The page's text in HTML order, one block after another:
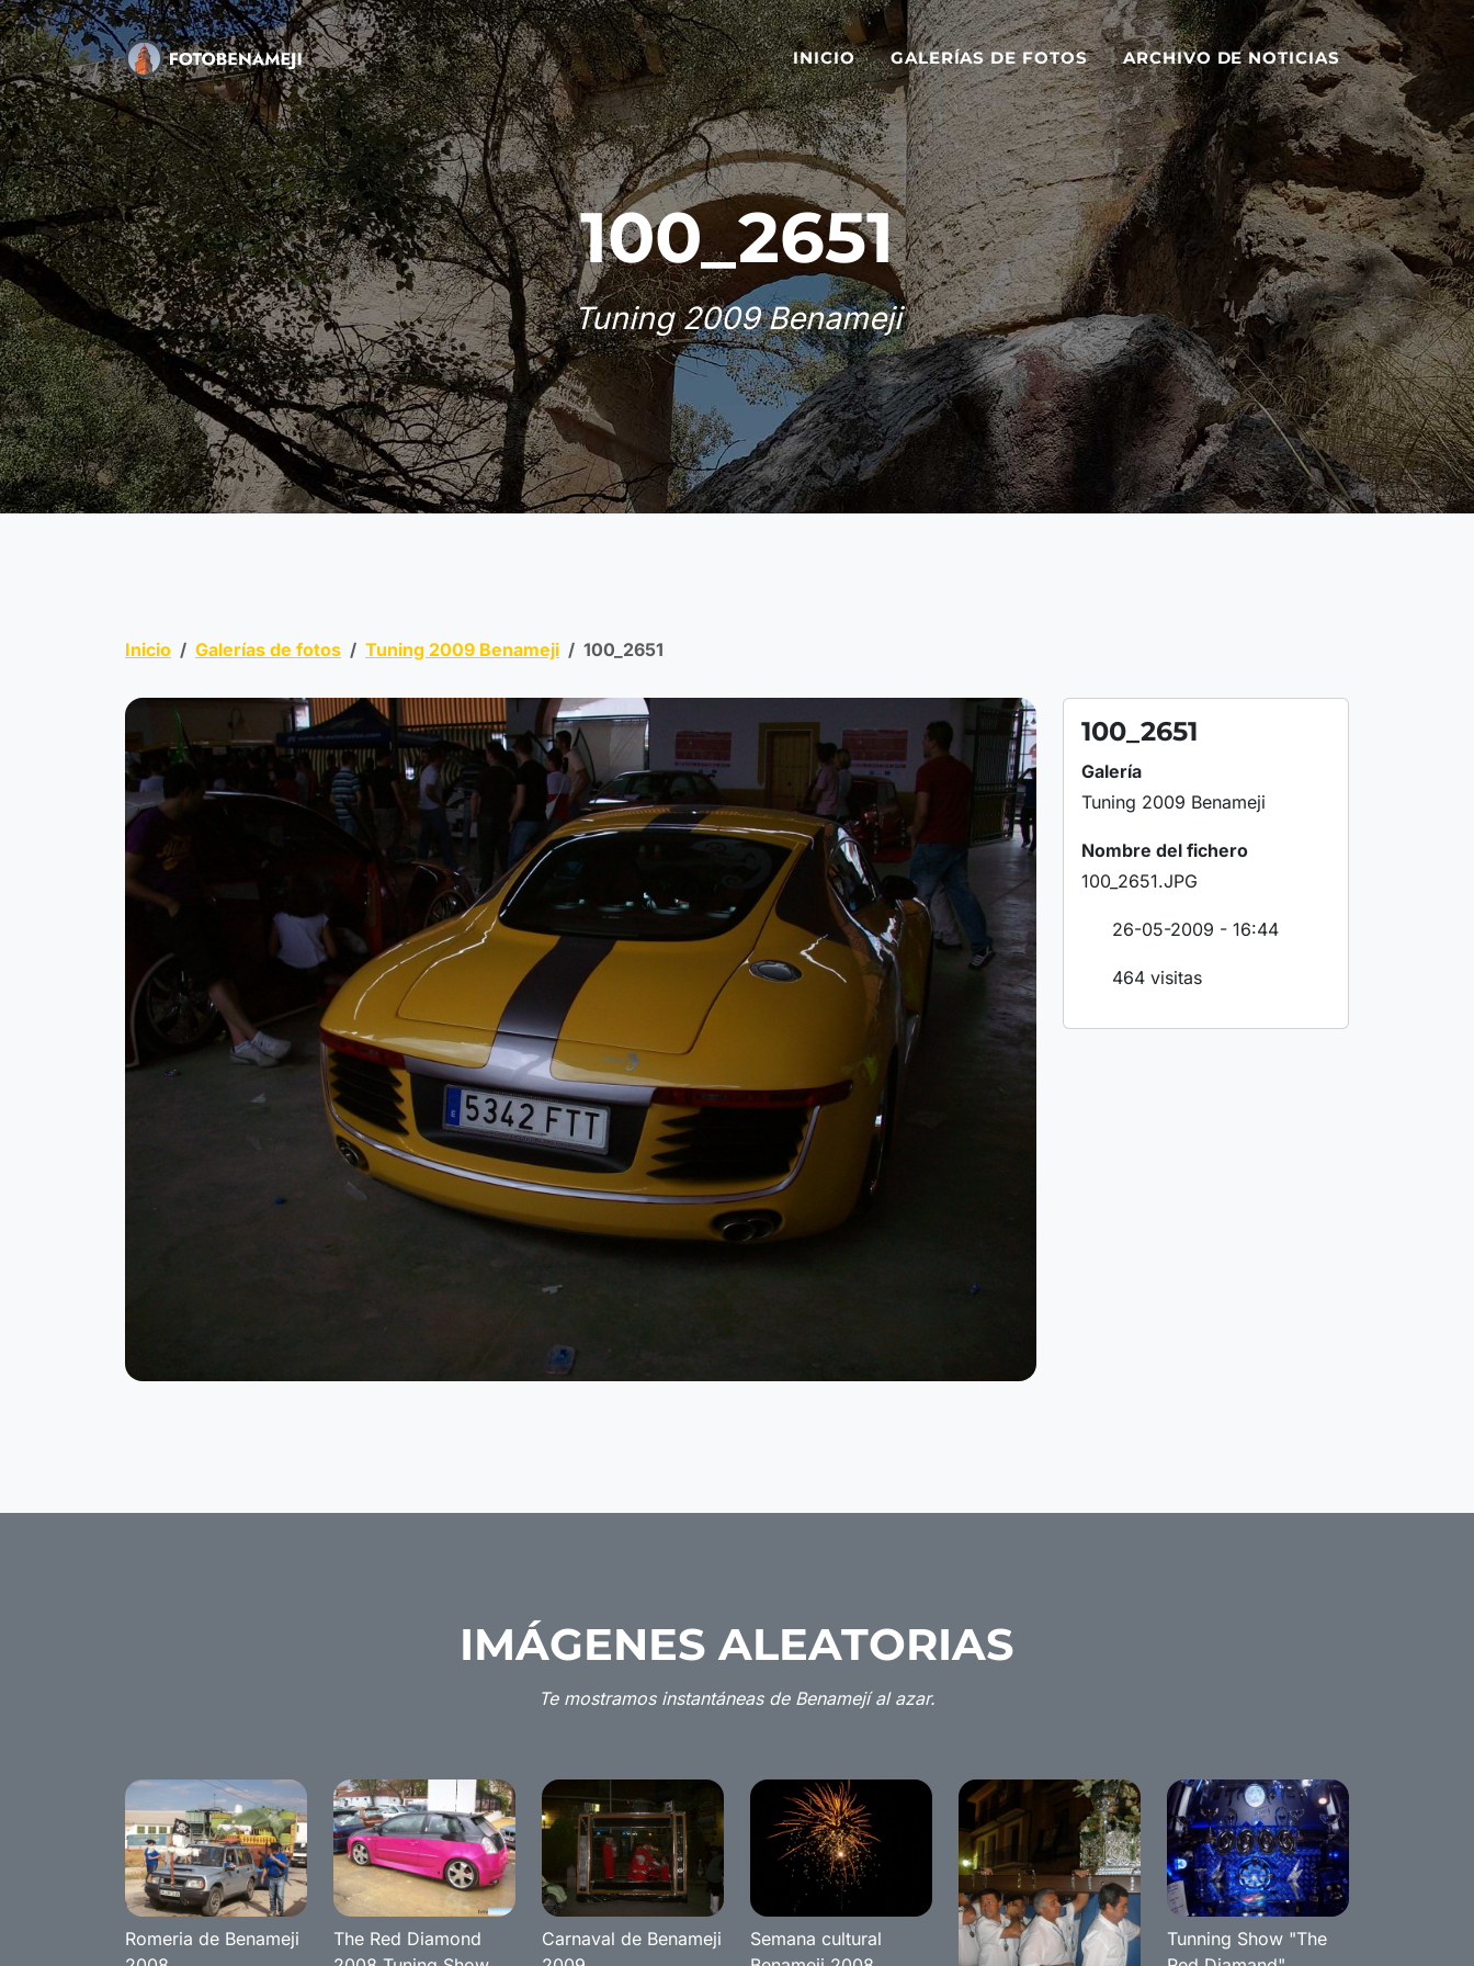
INICIO GALERÍAS DE FOTOS ARCHIVO DE NOTICIAS
100_2651
Tuning 2009 Benameji
Inicio Galerías de fotos Tuning 2009 Benameji 100_2651
100_2651
Galería
Tuning 2009 Benameji
Nombre del fichero
100_2651.JPG
26-05-2009 - 16:44
464 visitas
IMÁGENES ALEATORIAS
Te mostramos instantáneas de Benamejí al azar.
Romeria de Benameji
The Red Diamond
Carnaval de Benameji
Semana cultural
Tunning Show "The